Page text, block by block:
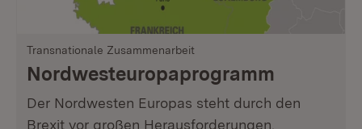
Transnationale Zusammenarbeit
Nordwesteuropa­programm
Der Nordwesten Europas steht durch den
Brexit vor großen Herausforderungen.